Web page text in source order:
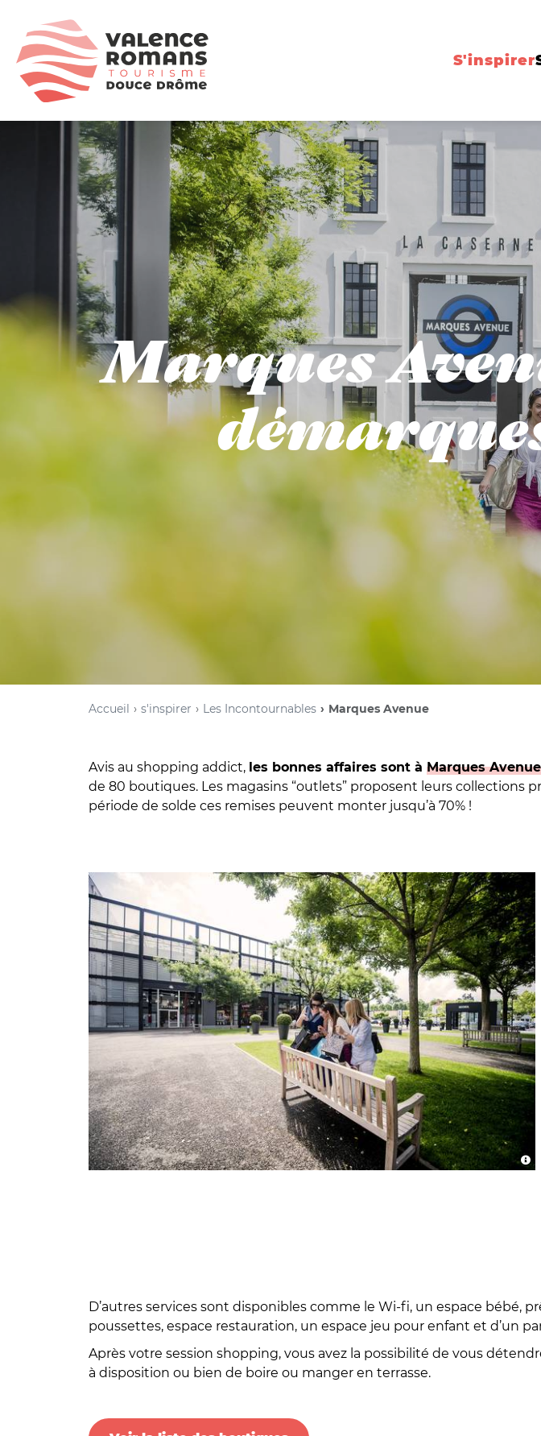
S'inspirer
Marques
Accueil s'inspirer Les Incontournables Marques Avenue
Avis au shopping addict, les bonnes affaires sont à Marques
de 80 boutiques. Les magasins “outlets” proposent leurs collections
période de solde ces remises peuvent monter jusqu’à 70% !
D’autres services sont disponibles comme le Wi-fi, un espace bébé,
poussettes, espace restauration, un espace jeu pour enfant et d’un
Après votre session shopping, vous avez la possibilité de vous
à disposition ou bien de boire ou manger en terrasse.